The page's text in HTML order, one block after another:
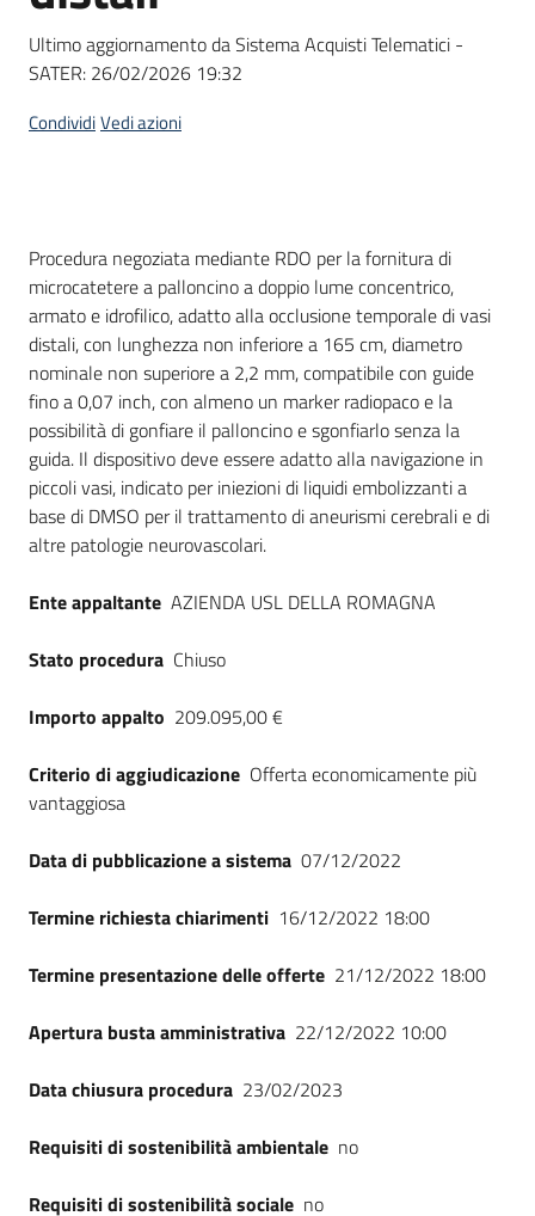
site
Ultimo aggiornamento da Sistema Acquisti Telematici -
SATER: 26/02/2026 19:32
CondividiVedi azioni
Dati del bando
Procedura negoziata mediante RDO per la fornitura di
microcatetere a palloncino a doppio lume concentrico,
armato e idrofilico, adatto alla occlusione temporale di vasi
distali, con lunghezza non inferiore a 165 cm, diametro
nominale non superiore a 2,2 mm, compatibile con guide
fino a 0,07 inch, con almeno un marker radiopaco e la
possibilità di gonfiare il palloncino e sgonfiarlo senza la
guida. Il dispositivo deve essere adatto alla navigazione in
piccoli vasi, indicato per iniezioni di liquidi embolizzanti a
base di DMSO per il trattamento di aneurismi cerebrali e di
altre patologie neurovascolari.
Ente appaltante AZIENDA USL DELLA ROMAGNA
Stato procedura Chiuso
Importo appalto 209.095,00 €
Criterio di aggiudicazione Offerta economicamente più
vantaggiosa
Data di pubblicazione a sistema 07/12/2022
Termine richiesta chiarimenti 16/12/2022 18:00
Termine presentazione delle offerte 21/12/2022 18:00
Apertura busta amministrativa 22/12/2022 10:00
Data chiusura procedura 23/02/2023
Requisiti di sostenibilità ambientale no
Requisiti di sostenibilità sociale no